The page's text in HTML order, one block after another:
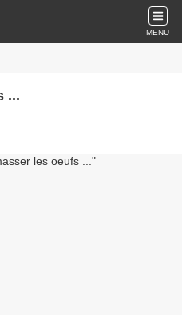
MENU
...